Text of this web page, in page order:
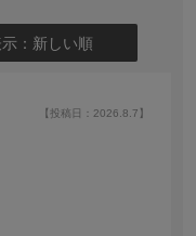
：新しい順
【投稿日：2026.8.7】